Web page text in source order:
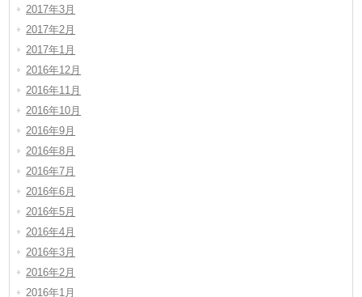
2017年3月
2017年2月
2017年1月
2016年12月
2016年11月
2016年10月
2016年9月
2016年8月
2016年7月
2016年6月
2016年5月
2016年4月
2016年3月
2016年2月
2016年1月